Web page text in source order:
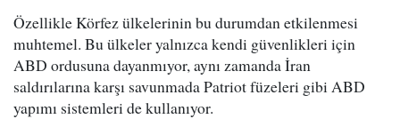
Özellikle Körfez ülkelerinin bu durumdan etkilenmesi
muhtemel. Bu ülkeler yalnızca kendi güvenlikleri için
ABD ordusuna dayanmıyor, aynı zamanda İran
saldırılarına karşı savunmada Patriot füzeleri gibi ABD
yapımı sistemleri de kullanıyor.